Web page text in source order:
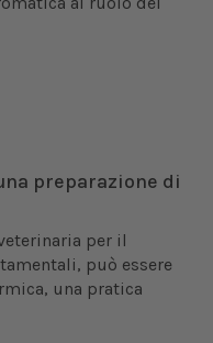
preparazione di
per il
può essere
una pratica